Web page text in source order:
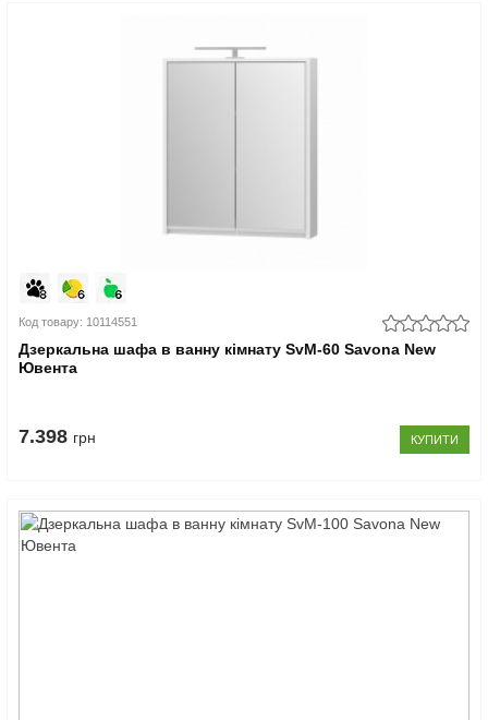
Код товару: 10114551
Дзеркальна шафа в ванну кімнату SvM-60 Savona New
Ювента
7.398 грн КУПИТИ